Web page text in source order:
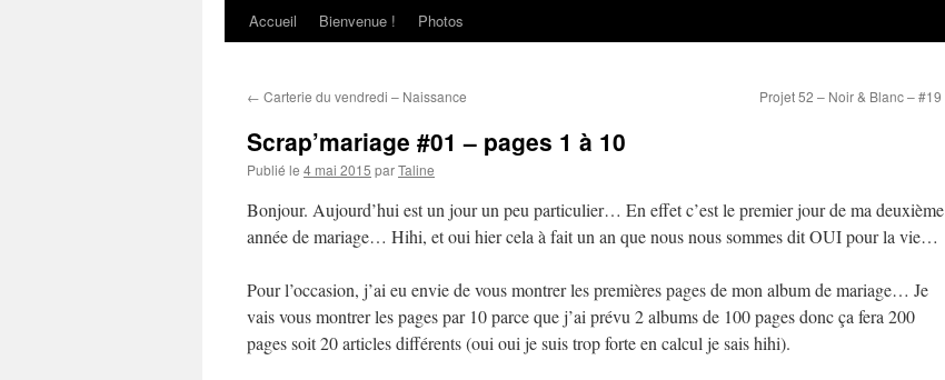
Aller
contenu
Accueil Bienvenue ! Photos
← Carterie du vendredi – Naissance Projet 52 – Noir & Blanc – #19
Scrap’mariage #01 – pages 1 à 10
Publié le 4 mai 2015 parTaline
Bonjour. Aujourd’hui est un jour un peu particulier… En effet c’est le premier jour de ma deuxième
année de mariage… Hihi, et oui hier cela à fait un an que nous nous sommes dit OUI pour la vie…
Pour l’occasion, j’ai eu envie de vous montrer les premières pages de mon album de mariage… Je
vais vous montrer les pages par 10 parce que j’ai prévu 2 albums de 100 pages donc ça fera 200
pages soit 20 articles différents (oui oui je suis trop forte en calcul je sais hihi).